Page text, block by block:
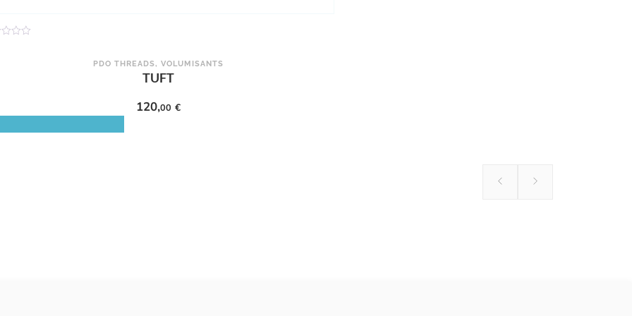
PDO THREADS, VOLUMISANTS
TUFT
120,00 €
CHOIX DES OPTIONS